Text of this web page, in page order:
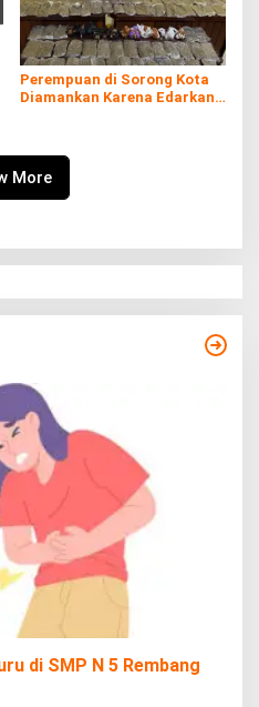
Perempuan di Sorong Kota
Diamankan Karena Edarkan
More
di SMP N 5 Rembang